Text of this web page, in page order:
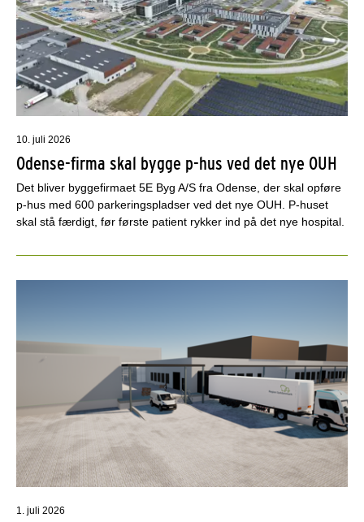
10. juli 2026
Odense-firma skal bygge p-hus ved det nye OUH
Det bliver byggefirmaet 5E Byg A/S fra Odense, der skal opføre
p-hus med 600 parkeringspladser ved det nye OUH. P-huset
skal stå færdigt, før første patient rykker ind på det nye hospital.
1. juli 2026